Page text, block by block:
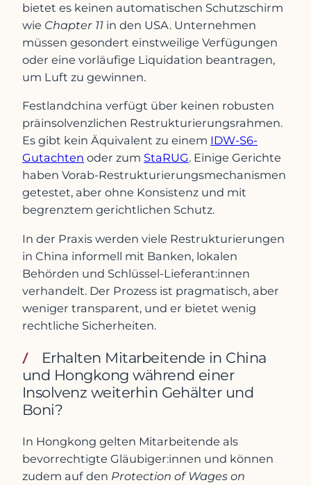
bietet es keinen automatischen Schutzschirm
wie Chapter 11 in den USA. Unternehmen
müssen gesondert einstweilige Verfügungen
oder eine vorläufige Liquidation beantragen,
um Luft zu gewinnen.
Festlandchina verfügt über keinen robusten
präinsolvenzlichen Restrukturierungsrahmen.
Es gibt kein Äquivalent zu einem IDW-S6-
Gutachten oder zum StaRUG. Einige Gerichte
haben Vorab-Restrukturierungsmechanismen
getestet, aber ohne Konsistenz und mit
begrenztem gerichtlichen Schutz.
In der Praxis werden viele Restrukturierungen
in China informell mit Banken, lokalen
Behörden und Schlüssel-Lieferant:innen
verhandelt. Der Prozess ist pragmatisch, aber
weniger transparent, und er bietet wenig
rechtliche Sicherheiten.
Erhalten Mitarbeitende in China
und Hongkong während einer
Insolvenz weiterhin Gehälter und
Boni?
In Hongkong gelten Mitarbeitende als
bevorrechtigte Gläubiger:innen und können
zudem auf den Protection of Wages on